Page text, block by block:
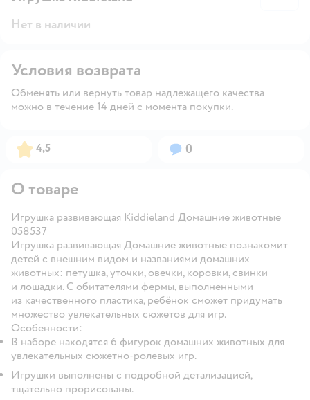
Нет в наличии
Условия возврата
Обменять или вернуть товар надлежащего качества
можно в течение 14 дней с момента покупки.
Рейтинг:
4,5 Вопросов:
0
О товаре
Игрушка развивающая Kiddieland Домашние животные
058537
Игрушка развивающая Домашние животные познакомит
детей с внешним видом и названиями домашних
животных: петушка, уточки, овечки, коровки, свинки
и лошадки. С обитателями фермы, выполненными
из качественного пластика, ребёнок сможет придумать
множество увлекательных сюжетов для игр.
Особенности:
В наборе находятся 6 фигурок домашних животных для
увлекательных сюжетно-ролевых игр.
Игрушки выполнены с подробной детализацией,
тщательно прорисованы.